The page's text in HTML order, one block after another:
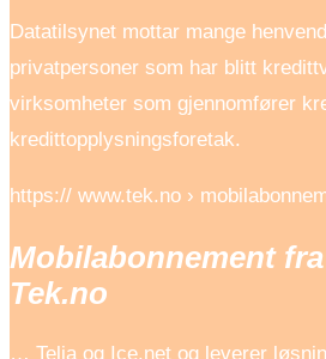
Datatilsynet mottar mange
privatpersoner som har blitt
virksomheter som gjennomfører
kredittopplysningsforetak.
https:// www.tek.no ›
Mobilabonnement
Tek.no
… Telia og Ice.net og leverer